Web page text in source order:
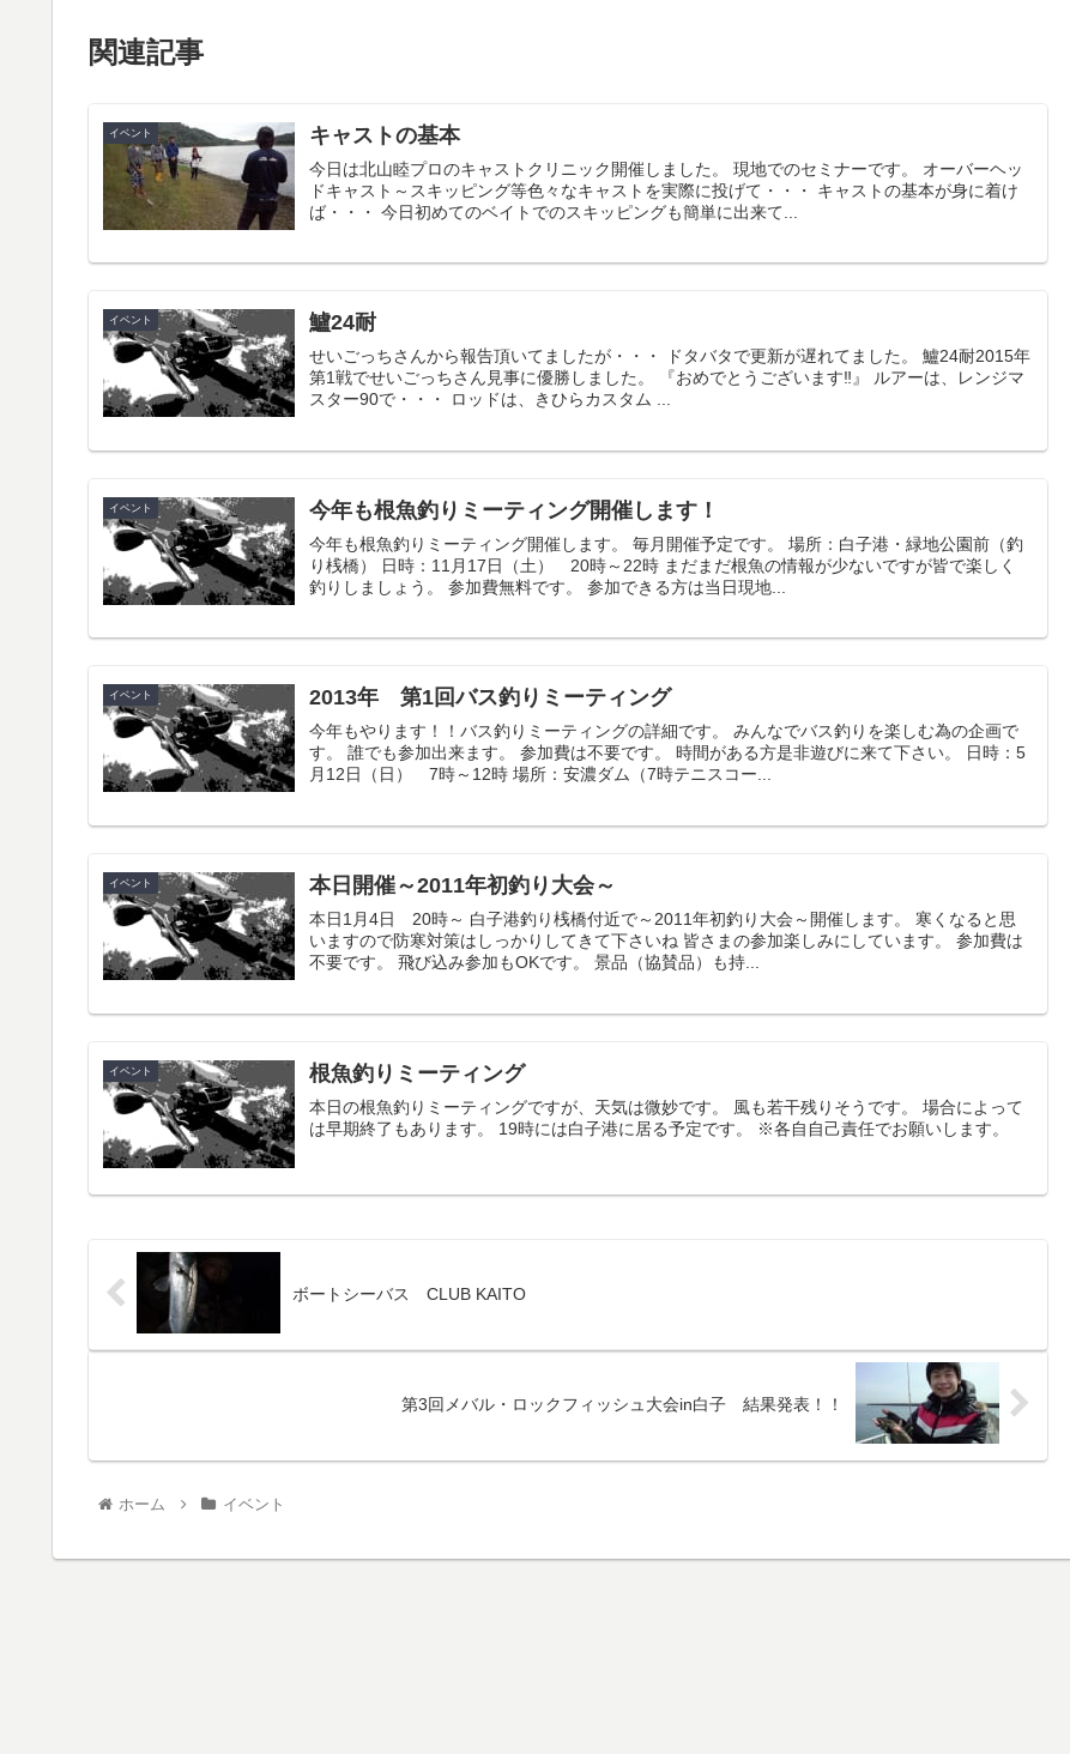
関連記事
イベント キャストの基本
今日は北山睦プロのキャストクリニック開催しました。 現地でのセミナーです。 オーバーヘッ
ドキャスト～スキッピング等色々なキャストを実際に投げて・・・ キャストの基本が身に着け
ば・・・ 今日初めてのベイトでのスキッピングも簡単に出来て...
イベント 鱸24耐
せいごっちさんから報告頂いてましたが・・・ ドタバタで更新が遅れてました。 鱸24耐2015年
第1戦でせいごっちさん見事に優勝しました。 『おめでとうございます‼』 ルアーは、レンジマ
スター90で・・・ ロッドは、きひらカスタム ...
イベント 今年も根魚釣りミーティング開催します！
今年も根魚釣りミーティング開催します。 毎月開催予定です。 場所：白子港・緑地公園前（釣
り桟橋） 日時：11月17日（土） 20時～22時 まだまだ根魚の情報が少ないですが皆で楽しく
釣りしましょう。 参加費無料です。 参加できる方は当日現地...
イベント 2013年 第1回バス釣りミーティング
今年もやります！！バス釣りミーティングの詳細です。 みんなでバス釣りを楽しむ為の企画で
す。 誰でも参加出来ます。 参加費は不要です。 時間がある方是非遊びに来て下さい。 日時：5
月12日（日） 7時～12時 場所：安濃ダム（7時テニスコー...
イベント 本日開催～2011年初釣り大会～
本日1月4日 20時～ 白子港釣り桟橋付近で～2011年初釣り大会～開催します。 寒くなると思
いますので防寒対策はしっかりしてきて下さいね 皆さまの参加楽しみにしています。 参加費は
不要です。 飛び込み参加もOKです。 景品（協賛品）も持...
イベント 根魚釣りミーティング
本日の根魚釣りミーティングですが、天気は微妙です。 風も若干残りそうです。 場合によって
は早期終了もあります。 19時には白子港に居る予定です。 ※各自自己責任でお願いします。
ボートシーバス CLUB KAITO
第3回メバル・ロックフィッシュ大会in白子 結果発表！！
ホーム イベント